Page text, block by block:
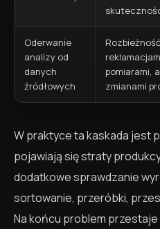
Oderwanie
analizy od
danych
źródłowych
pomiarami,
zmianami
W praktyce ta kaskada jest
pojawiają się straty
dodatkowe sprawdzanie
sortowanie, przeróbki,
Na końcu problem